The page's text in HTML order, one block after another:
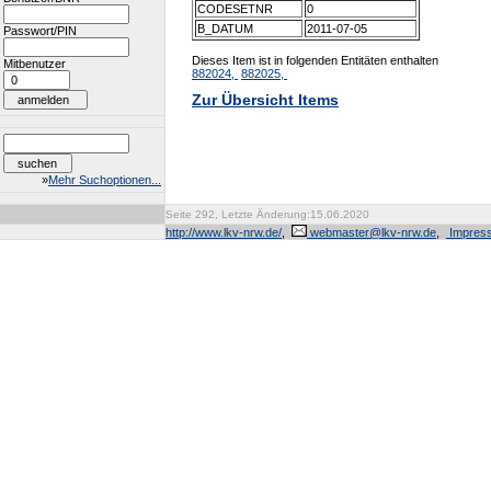
Passwort/PIN
Mitbenutzer
»Mehr Suchoptionen...
CODESETNR
0
B_DATUM
2011-07-05
Dieses Item ist in folgenden Entitäten enthalten
882024,
882025,
Zur Übersicht Items
Seite 292, Letzte Änderung:15.06.2020
http://www.lkv-nrw.de/
webmaster@lkv-nrw.de